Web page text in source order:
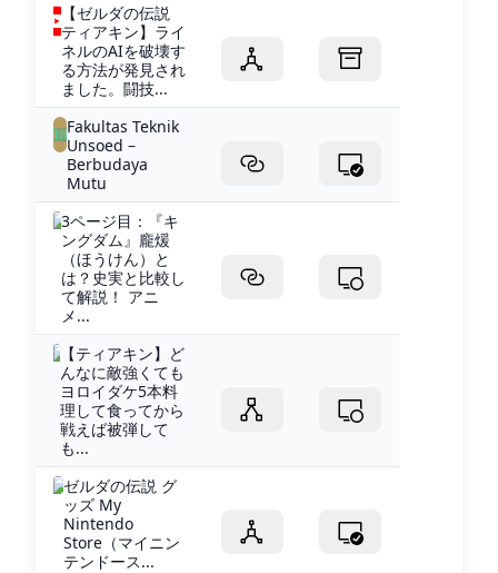
【ゼルダの伝説
ティアキン】ライ
ネルのAIを破壊す
る方法が発見され
ました。闘技...
Fakultas Teknik
Unsoed –
Berbudaya
Mutu
3ページ目：『キ
ングダム』龐煖
（ほうけん）と
は？史実と比較し
て解説！ アニ
メ...
【ティアキン】ど
んなに敵強くても
ヨロイダケ5本料
理して食ってから
戦えば被弾して
も...
ゼルダの伝説 グ
ッズ My
Nintendo
Store（マイニン
テンドース...